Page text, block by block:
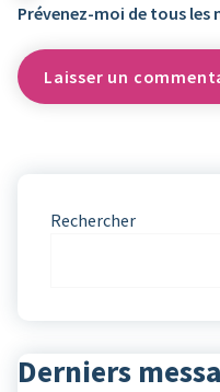
Prévenez-moi de tous
Rechercher
Derniers